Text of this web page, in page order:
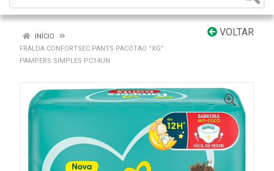
VOLTAR
INÍCIO
FRALDA CONFORTSEC PANTS PACOTAO ”XG”
PAMPERS SIMPLES PC14UN